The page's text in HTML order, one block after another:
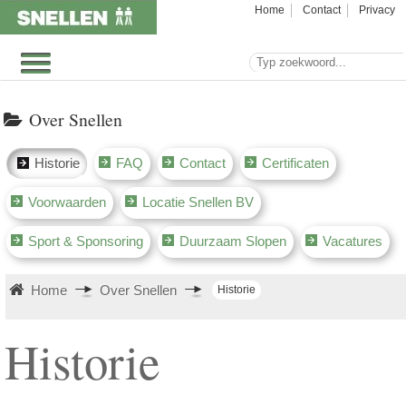
Home Contact Privacy
Over Snellen
Historie FAQ Contact Certificaten
Voorwaarden Locatie Snellen BV
Sport & Sponsoring Duurzaam Slopen Vacatures
Home Over Snellen Historie
Historie